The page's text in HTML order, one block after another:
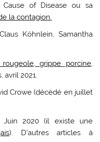
of Disease ou sa
la contagion.
Köhnlein, Samantha
grippe porcine,
avril 2021.
Crowe (décédé en juillet
Juin 2020 (il existe une
). D’autres articles à